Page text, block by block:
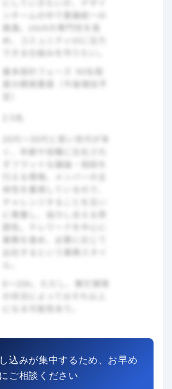
込みが集中するため、お早め
にご相談ください